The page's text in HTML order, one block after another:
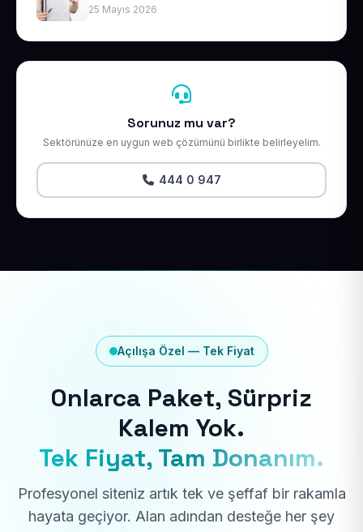
25 Mayıs 2026
Sorunuz mu var?
Sektörünüze en uygun web çözümünü birlikte belirleyelim.
444 0 947
Açılışa Özel — Tek Fiyat
Onlarca Paket, Sürpriz
Kalem Yok.
Tek Fiyat, Tam Donanım.
Profesyonel siteniz artık tek ve şeffaf bir rakamla
hayata geçiyor. Alan adından desteğe her şey